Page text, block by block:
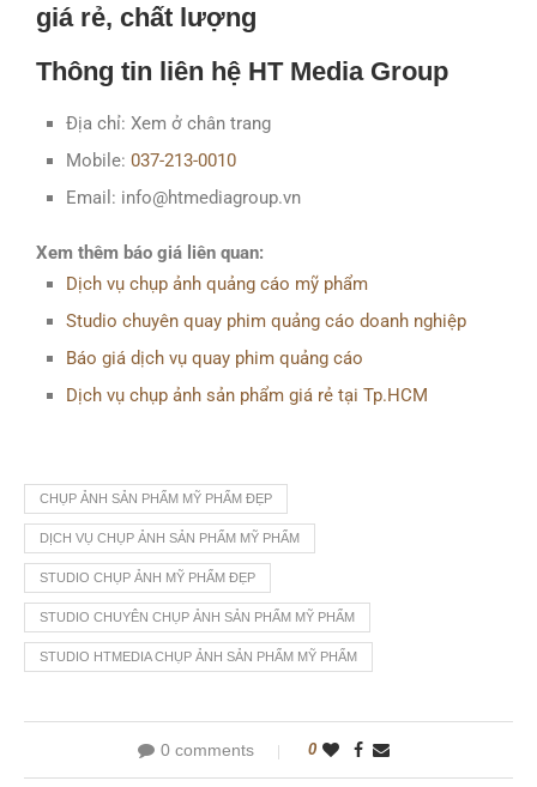
giá rẻ, chất lượng
Thông tin liên hệ HT Media Group
Địa chỉ: Xem ở chân trang
Mobile: 037-213-0010
Email: info@htmediagroup.vn
Xem thêm báo giá liên quan:
Dịch vụ chụp ảnh quảng cáo mỹ phẩm
Studio chuyên quay phim quảng cáo doanh nghiệp
Báo giá dịch vụ quay phim quảng cáo
Dịch vụ chụp ảnh sản phẩm giá rẻ tại Tp.HCM
CHỤP ẢNH SẢN PHẨM MỸ PHẨM ĐẸP
DỊCH VỤ CHỤP ẢNH SẢN PHẨM MỸ PHẨM
STUDIO CHỤP ẢNH MỸ PHẨM ĐẸP
STUDIO CHUYÊN CHỤP ẢNH SẢN PHẨM MỸ PHẨM
STUDIO HTMEDIA CHỤP ẢNH SẢN PHẨM MỸ PHẨM
0 comments 0